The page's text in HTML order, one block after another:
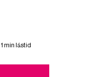
1 min lästid